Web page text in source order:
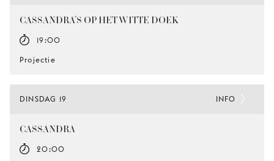
CASSANDRA’S OP HET WITTE DOEK
19:00
Projectie
DINSDAG 19
CASSANDRA
20:00
INFO